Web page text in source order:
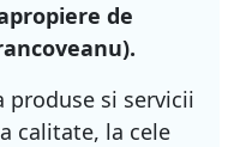
de
produse si servicii
calitate, la cele